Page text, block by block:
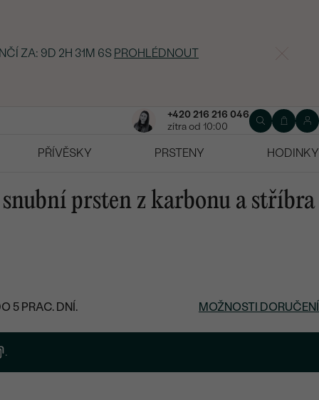
ZA: 9D 2H 31M 5S PROHLÉDNOUT
+420 216 216 046
zítra od 10:00
PŘÍVĚSKY PRSTENY
HODINKY
prsten z karbonu a stříbra
5 PRAC. DNÍ. MOŽNOSTI DORUČENÍ
.